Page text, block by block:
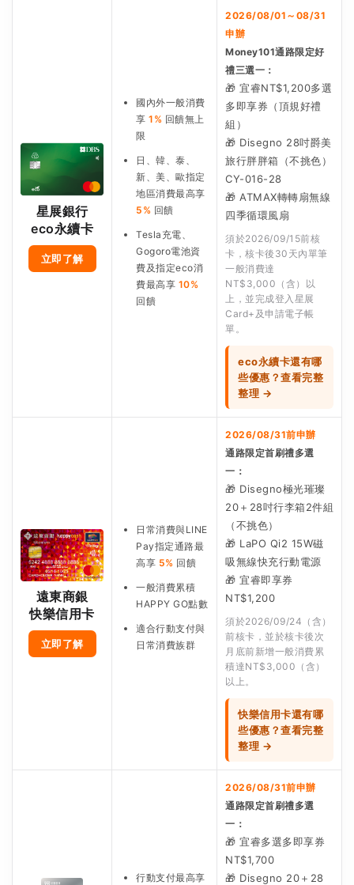
星展銀行
eco永續卡
立即了解
國內外一般消費
享 1% 回饋無上
限
日、韓、泰、
新、美、歐指定
地區消費最高享
5% 回饋
Tesla充電、
Gogoro電池資
費及指定eco消
費最高享 10%
回饋
2026/08/01～08/31
申辦
Money101通路限定好
禮三選一：
🎁 宜睿NT$1,200多選
多即享券（頂規好禮
組）
🎁 Disegno 28吋爵美
旅行胖胖箱（不挑色）
CY-016-28
🎁 ATMAX轉轉扇無線
四季循環風扇
須於2026/09/15前核
卡，核卡後30天內單筆
一般消費達
NT$3,000（含）以
上，並完成登入星展
Card+及申請電子帳
單。
eco永續卡還有哪
些優惠？查看完整
整理 →
遠東商銀
快樂信用卡
立即了解
日常消費與LINE
Pay指定通路最
高享 5% 回饋
一般消費累積
HAPPY GO點數
適合行動支付與
日常消費族群
2026/08/31前申辦
通路限定首刷禮多選
一：
🎁 Disegno極光璀璨
20＋28吋行李箱2件組
（不挑色）
🎁 LaPO Qi2 15W磁
吸無線快充行動電源
🎁 宜睿即享券
NT$1,200
須於2026/09/24（含）
前核卡，並於核卡後次
月底前新增一般消費累
積達NT$3,000（含）
以上。
快樂信用卡還有哪
些優惠？查看完整
整理 →
行動支付最高享
2026/08/31前申辦
通路限定首刷禮多選
一：
🎁 宜睿多選多即享券
NT$1,700
🎁 Disegno 20＋28